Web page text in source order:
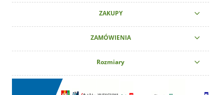
ZAKUPY
ZAMÓWIENIA
Rozmiary